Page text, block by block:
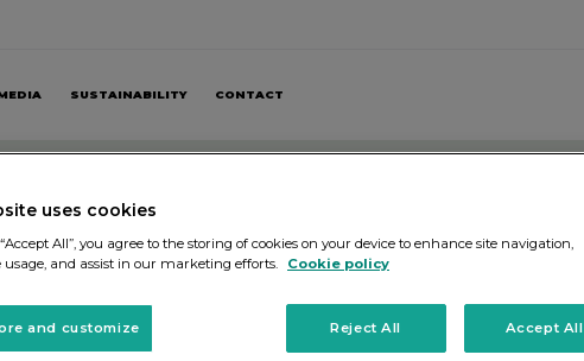
SUSTAINABILITY CONTACT
uses cookies
All”, you agree to the storing of cookies on your device to enhance site navigation,
usage, and assist in our marketing efforts.
Cookie policy
and customize Reject All Accept All